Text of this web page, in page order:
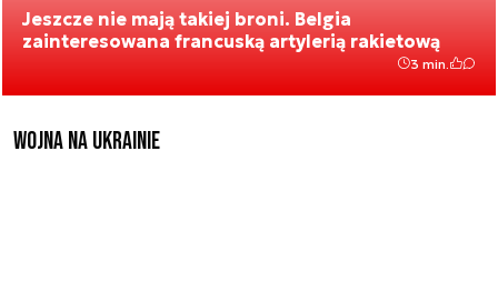
Jeszcze nie mają takiej broni. Belgia
zainteresowana francuską artylerią rakietową
3 min.
Wojna na Ukrainie